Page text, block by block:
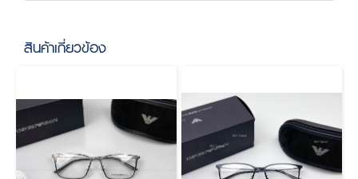
สินค้าเกี่ยวข้อง